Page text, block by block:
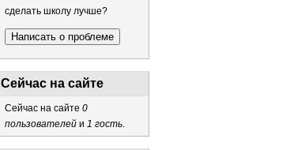
сделать школу лучше?
Написать о проблеме
Сейчас на сайте
Сейчас на сайте 0
пользователейи 1 гость.